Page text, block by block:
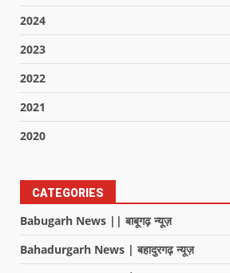
2024
2023
2022
2021
2020
CATEGORIES
Babugarh News || बाबूगढ़ न्यूज़
Bahadurgarh News | बहादुरगढ़ न्यूज़